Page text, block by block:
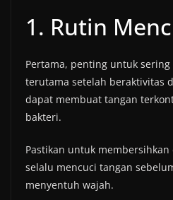
1. Rutin
Pertama, penting untuk
terutama setelah beraktivitas
dapat membuat tangan
bakteri.
Pastikan untuk
selalu mencuci tangan
menyentuh wajah.